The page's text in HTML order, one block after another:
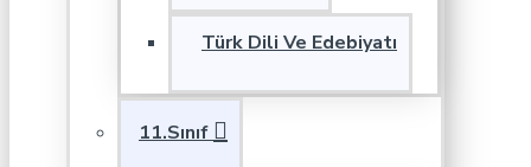
Türk Dili Ve Edebiyatı
11.Sınıf